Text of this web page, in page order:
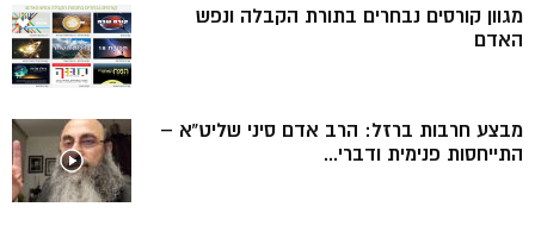
מגוון קורסים נבחרים בתורת הקבלה ונפש
האדם
מבצע חרבות ברזל: הרב אדם סיני שליט”א –
התייחסות פנימית ודברי...